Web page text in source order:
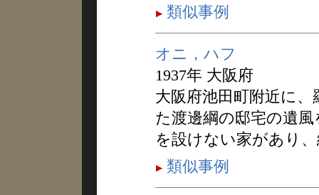
類似事例
オニ，ハフ
1937年 大阪府
大阪府池田町附近に
た渡邊綱の邸宅の遺
を設けない家があり
類似事例